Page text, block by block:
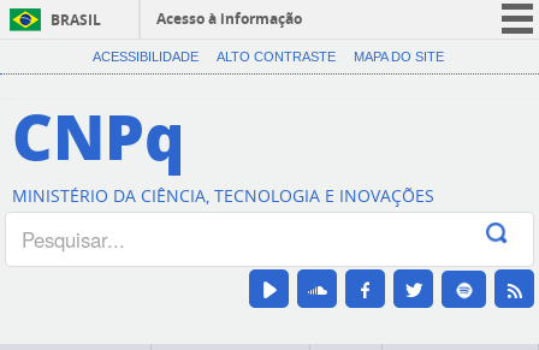
BRASIL
Acesso à informação
CORONAVÍRUS (COVID-19)
Canais
ACESSIBILIDADE ALTO CONTRASTE MAPA DO SITE
CNPq
MINISTÉRIO DA CIÊNCIA, TECNOLOGIA E INOVAÇÕES